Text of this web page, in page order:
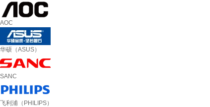
AOC
华硕（ASUS）
SANC
飞利浦（PHILIPS）